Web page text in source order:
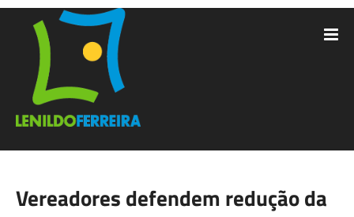
Vereadores defendem redução da